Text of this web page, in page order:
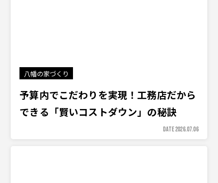
八幡の家づくり
予算内でこだわりを実現！工務店だから
できる「賢いコストダウン」の秘訣
DATE 2026.07.06